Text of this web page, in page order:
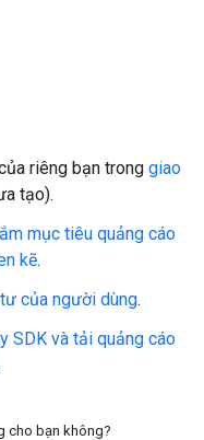
riêng bạn trong giao
tạo).
mục tiêu quảng cáo
kẽ.
của người dùng.
SDK và tải quảng cáo
cho bạn không?